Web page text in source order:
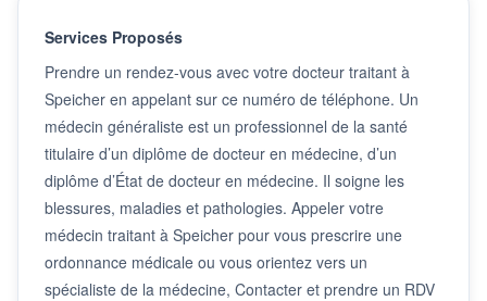
Services Proposés
Prendre un rendez-vous avec votre docteur traitant à
Speicher en appelant sur ce numéro de téléphone. Un
médecin généraliste est un professionnel de la santé
titulaire d’un diplôme de docteur en médecine, d’un
diplôme d’État de docteur en médecine. Il soigne les
blessures, maladies et pathologies. Appeler votre
médecin traitant à Speicher pour vous prescrire une
ordonnance médicale ou vous orientez vers un
spécialiste de la médecine, Contacter et prendre un RDV